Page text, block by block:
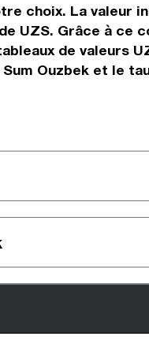
choix. La valeur
UZS. Grâce à ce
de valeurs
Ouzbek et le